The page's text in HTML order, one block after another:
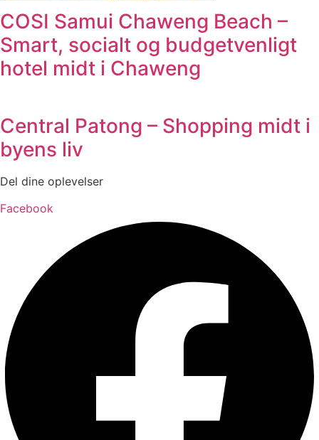
COSI Samui Chaweng Beach –
Smart, socialt og budgetvenligt
hotel midt i Chaweng
Central Patong – Shopping midt i
byens liv
Del dine oplevelser
Facebook